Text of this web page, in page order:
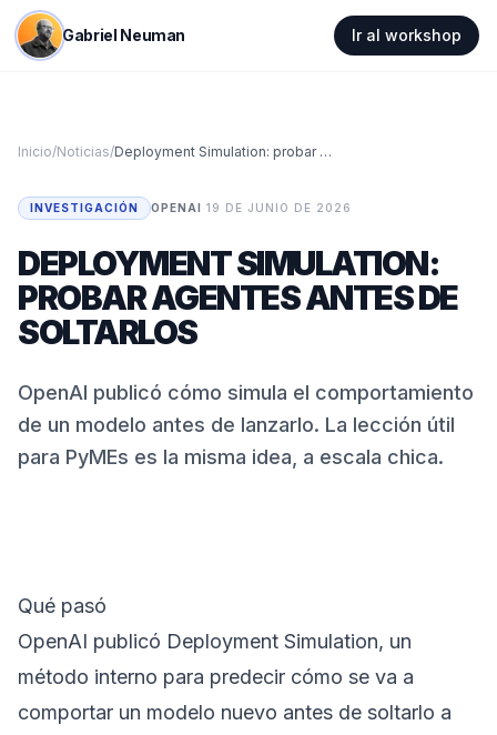
Gabriel Neuman Ir al workshop
Inicio/Noticias/ Deployment Simulation: probar agentes antes de soltarlos
INVESTIGACIÓN OPENAI ·19 DE JUNIO DE 2026
DEPLOYMENT SIMULATION:
PROBAR AGENTES ANTES DE
SOLTARLOS
OpenAI publicó cómo simula el comportamiento
de un modelo antes de lanzarlo. La lección útil
para PyMEs es la misma idea, a escala chica.
Qué pasó
OpenAI publicó Deployment Simulation, un
método interno para predecir cómo se va a
comportar un modelo nuevo antes de soltarlo a